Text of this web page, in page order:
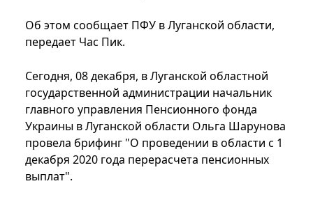
Об этом сообщает ПФУ в Луганской области,
передает Час Пик.
Сегодня, 08 декабря, в Луганской областной
государственной администрации начальник
главного управления Пенсионного фонда
Украины в Луганской области Ольга Шарунова
провела брифинг "О проведении в области с 1
декабря 2020 года перерасчета пенсионных
выплат".